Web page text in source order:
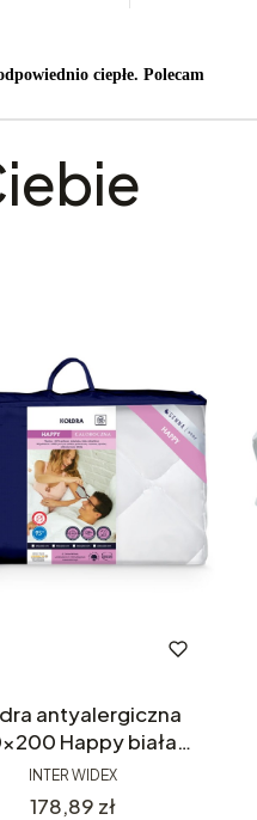
ciepłe. Polecam
antyalergiczna
Happy biała
Inter Widex
całoroczna
INTER WIDEX
Cena
178,89 zł